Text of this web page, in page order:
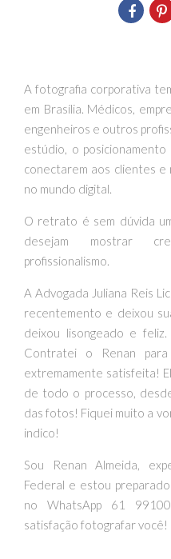
A fotografia corporativa
em Brasília. Médicos,
engenheiros e outros
estúdio, o
conectarem aos clientes e
no mundo digital.
O retrato é sem dúvida
desejam mostrar
profissionalismo.
A Advogada Juliana Reis
recentemento e deixou
deixou lisongeado e
Contratei o Renan
extremamente satisfeita!
de todo o processo,
das fotos! Fiquei muito a
indico!
Sou Renan Almeida,
Federal e estou
no WhatsApp 61
satisfação fotografar você!